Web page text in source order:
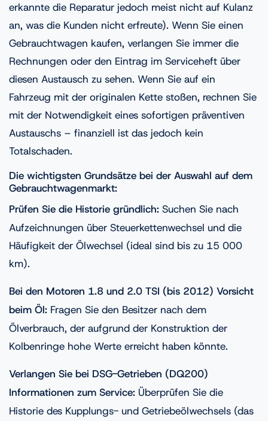
erkannte die Reparatur jedoch meist nicht auf Kulanz
an, was die Kunden nicht erfreute). Wenn Sie einen
Gebrauchtwagen kaufen, verlangen Sie immer die
Rechnungen oder den Eintrag im Serviceheft über
diesen Austausch zu sehen. Wenn Sie auf ein
Fahrzeug mit der originalen Kette stoßen, rechnen Sie
mit der Notwendigkeit eines sofortigen präventiven
Austauschs – finanziell ist das jedoch kein
Totalschaden.
Die wichtigsten Grundsätze bei der Auswahl auf dem
Gebrauchtwagenmarkt:
Prüfen Sie die Historie gründlich: Suchen Sie nach
Aufzeichnungen über Steuerkettenwechsel und die
Häufigkeit der Ölwechsel (ideal sind bis zu 15 000
km).
Bei den Motoren 1.8 und 2.0 TSI (bis 2012) Vorsicht
beim Öl: Fragen Sie den Besitzer nach dem
Ölverbrauch, der aufgrund der Konstruktion der
Kolbenringe hohe Werte erreicht haben könnte.
Verlangen Sie bei DSG-Getrieben (DQ200)
Informationen zum Service: Überprüfen Sie die
Historie des Kupplungs- und Getriebeölwechsels (das